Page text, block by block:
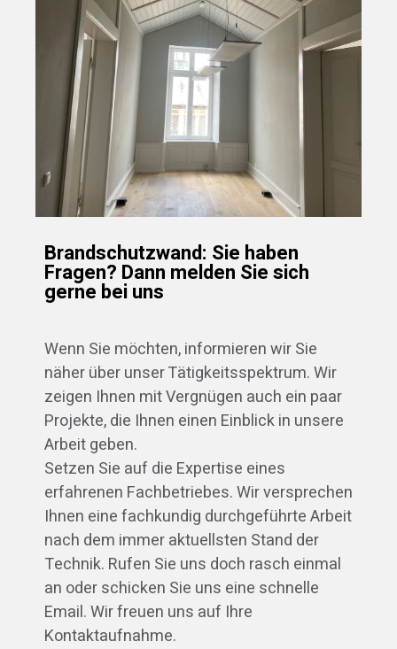
Brandschutzwand: Sie haben
Fragen? Dann melden Sie sich
gerne bei uns
Wenn Sie möchten, informieren wir Sie
näher über unser Tätigkeitsspektrum. Wir
zeigen Ihnen mit Vergnügen auch ein paar
Projekte, die Ihnen einen Einblick in unsere
Arbeit geben.
Setzen Sie auf die Expertise eines
erfahrenen Fachbetriebes. Wir versprechen
Ihnen eine fachkundig durchgeführte Arbeit
nach dem immer aktuellsten Stand der
Technik. Rufen Sie uns doch rasch einmal
an oder schicken Sie uns eine schnelle
Email. Wir freuen uns auf Ihre
Kontaktaufnahme.